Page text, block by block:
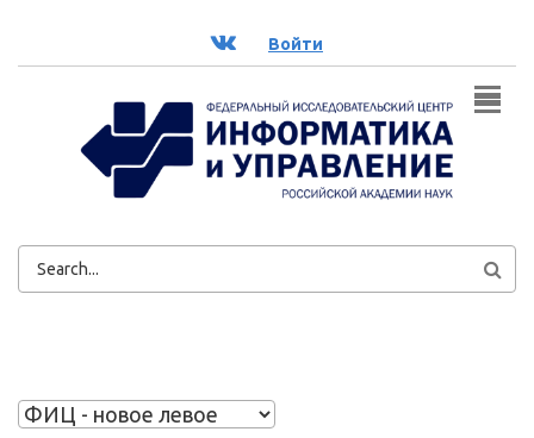
ВК Войти
ФОРМА